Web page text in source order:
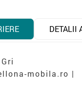
DETALII
mobila.ro |